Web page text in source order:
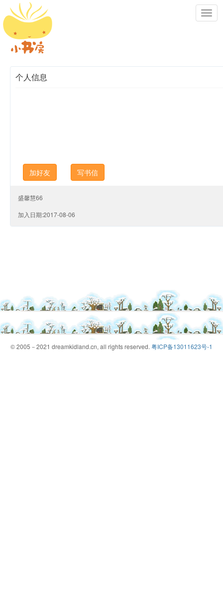
个人信息
加好友 写书信
盛馨慧66
加入日期:2017-08-06
© 2005－2021 dreamkidland.cn, all rights reserved. 粤ICP备13011623号-1